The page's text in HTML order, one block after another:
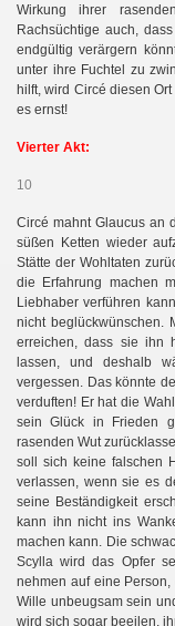
Wirkung ihrer
Rachsüchtige auch,
endgültig verärgern
unter ihre Fuchtel zu
hilft, wird Circé diesen
es ernst!
Vierter Akt:
10
Circé mahnt Glaucus an
süßen Ketten wieder
Stätte der Wohltaten
die Erfahrung machen
Liebhaber verführen
nicht beglückwünschen.
erreichen, dass sie ihn
lassen, und deshalb
vergessen. Das könnte
verduften! Er hat die
sein Glück in Frieden
rasenden Wut
soll sich keine falschen
verlassen, wenn sie es
seine Beständigkeit
kann ihn nicht ins
machen kann. Die
Scylla wird das Opfer
nehmen auf eine
Wille unbeugsam sein
wird sich sogar beeilen,